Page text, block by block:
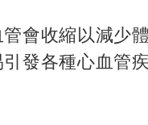
會收縮以減少
發各種心血管